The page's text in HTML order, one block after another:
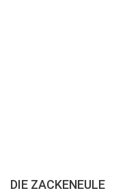
DIE ZACKENEULE